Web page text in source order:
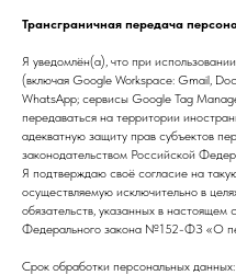
Трансграничная передача
Я уведомлён(а), что при
(включая Google Workspace: Gmail,
WhatsApp; сервисы Google Tag
передаваться на территории
адекватную защиту прав субъектов
законодательством Российской
Я подтверждаю своё согласие на
осуществляемую исключительно в
обязательств, указанных в настоящем
Федерального закона №152-ФЗ «О
Срок обработки персональных